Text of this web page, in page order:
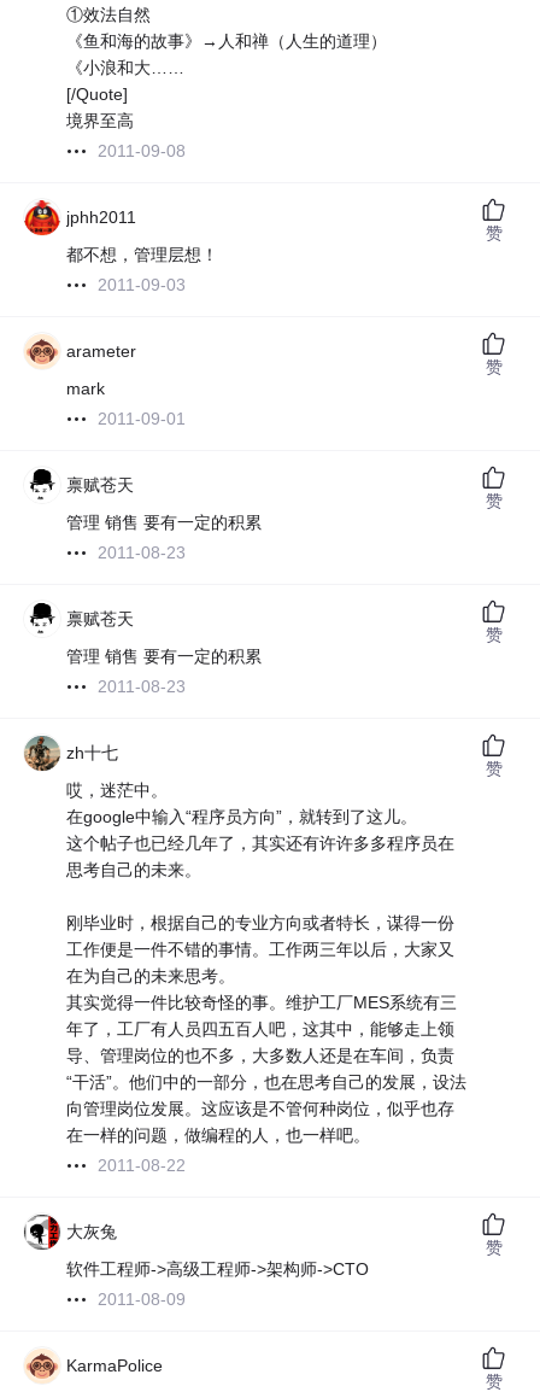
①效法自然
《鱼和海的故事》→人和禅（人生的道理）
《小浪和大……
[/Quote]
境界至高
2011-09-08
jphh2011
都不想，管理层想！
2011-09-03
赞
arameter
mark
2011-09-01
赞
禀赋苍天
管理 销售 要有一定的积累
2011-08-23
赞
禀赋苍天
管理 销售 要有一定的积累
2011-08-23
赞
zh十七
哎，迷茫中。
在google中输入“程序员方向”，就转到了这儿。
这个帖子也已经几年了，其实还有许许多多程序员在
思考自己的未来。
刚毕业时，根据自己的专业方向或者特长，谋得一份
工作便是一件不错的事情。工作两三年以后，大家又
在为自己的未来思考。
其实觉得一件比较奇怪的事。维护工厂MES系统有三
年了，工厂有人员四五百人吧，这其中，能够走上领
导、管理岗位的也不多，大多数人还是在车间，负责
“干活”。他们中的一部分，也在思考自己的发展，设法
向管理岗位发展。这应该是不管何种岗位，似乎也存
在一样的问题，做编程的人，也一样吧。
2011-08-22
赞
大灰兔
软件工程师->高级工程师->架构师->CTO
2011-08-09
赞
KarmaPolice
赞